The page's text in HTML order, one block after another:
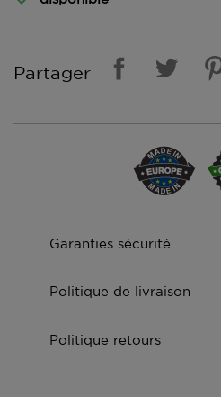
Partager
Garanties sécurité
Politique de livraison
Politique retours